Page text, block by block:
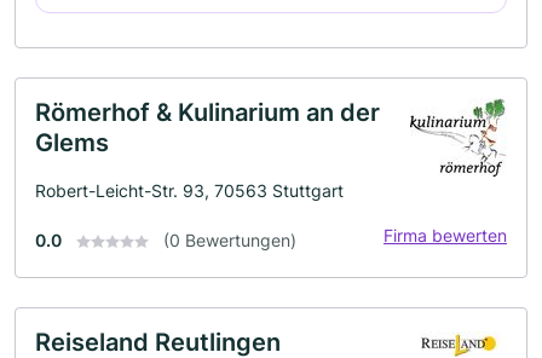
Römerhof & Kulinarium an der
Glems
Robert-Leicht-Str. 93, 70563 Stuttgart
0.0 (0 Bewertungen) Firma bewerten
Reiseland Reutlingen